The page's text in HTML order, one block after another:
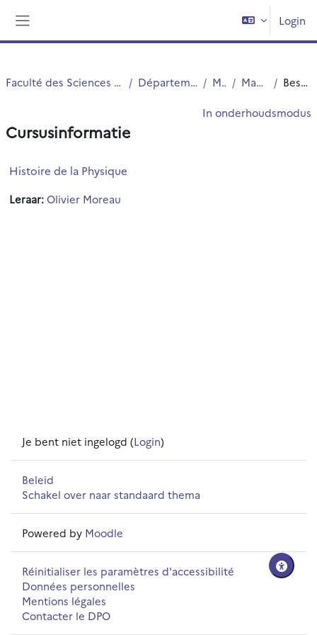
Login
Faculté des Sciences et Technologies (FST) Département Physique Master Master 2 JS Beschrijving
In onderhoudsmodus
Cursusinformatie
Histoire de la Physique
Leraar:Olivier Moreau
Je bent niet ingelogd (Login)
Beleid
Schakel over naar standaard thema
Powered by Moodle
Réinitialiser les paramètres d'accessibilité
Données personnelles
Mentions légales
Contacter le DPO